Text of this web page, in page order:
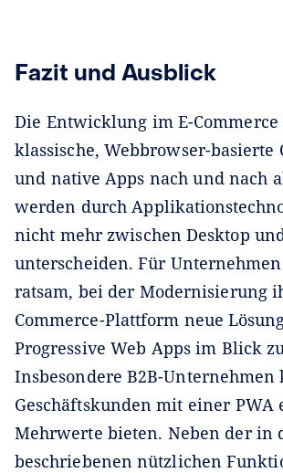
Fazit und Ausblick
Die Entwicklung im E-Commerce
klassische, Webbrowser-basierte
und native Apps nach und nach
werden durch
nicht mehr zwischen Desktop
unterscheiden. Für
ratsam, bei der Modernisierung
Commerce-Plattform neue
Progressive Web Apps im Blick
Insbesondere B2B-
Geschäftskunden mit einer PWA
Mehrwerte bieten. Neben der in
beschriebenen nützlichen